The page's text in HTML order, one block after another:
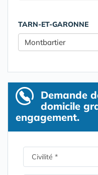
TARN-ET-GARONNE
Montbartier
Demande
domicile
engagement.